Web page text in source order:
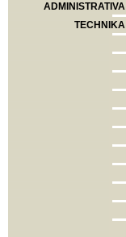
ADMINISTRATIVA
TECHNIKA